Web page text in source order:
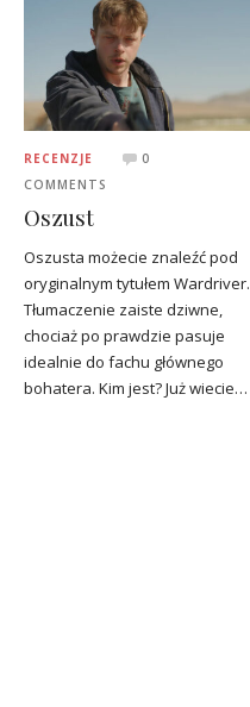
RECENZJE
0
COMMENTS
Oszust
Oszusta możecie znaleźć pod
oryginalnym tytułem Wardriver.
Tłumaczenie zaiste dziwne,
chociaż po prawdzie pasuje
idealnie do fachu głównego
bohatera. Kim jest? Już wiecie…